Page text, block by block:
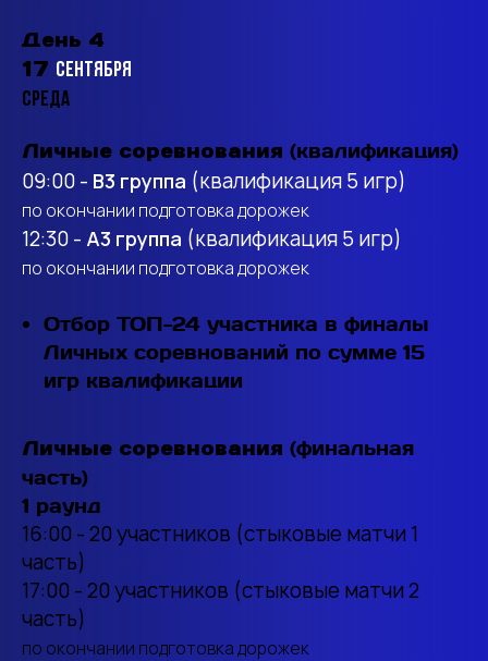
День 4
17 сентября
Среда
Личные соревнования (квалификация)
09:00 - B3 группа (квалификация 5 игр)
по окончании подготовка дорожек
12:30 - A3 группа (квалификация 5 игр)
по окончании подготовка дорожек
Отбор ТОП-24 участника в финалы
Личных соревнований по сумме 15
игр квалификации
Личные соревнования (финальная
часть)
1 раунд
16:00 - 20 участников (стыковые матчи 1
часть)
17:00 - 20 участников (стыковые матчи 2
часть)
по окончании подготовка дорожек